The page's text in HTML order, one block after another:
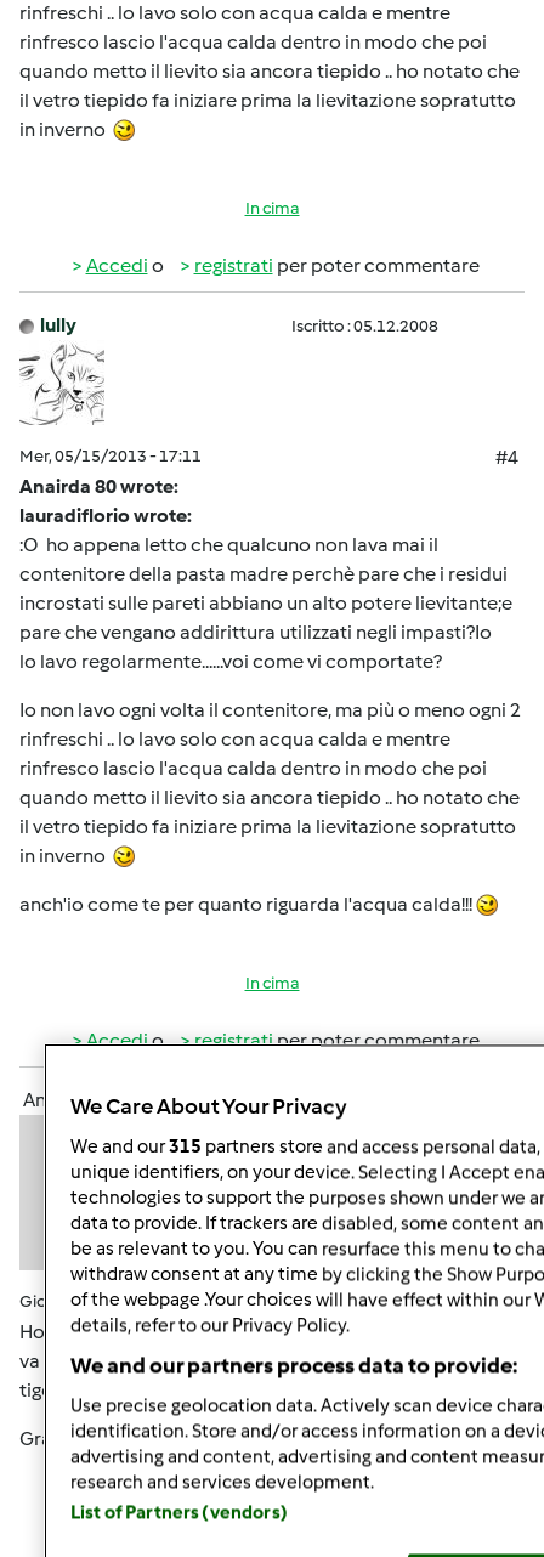
rinfreschi .. lo lavo solo con acqua calda e mentre
rinfresco lascio l'acqua calda dentro in modo che poi
quando metto il lievito sia ancora tiepido .. ho notato che
il vetro tiepido fa iniziare prima la lievitazione sopratutto
in inverno
In cima
Accedi o registrati per poter commentare
lully Iscritto : 05.12.2008
Mer, 05/15/2013 - 17:11
#4
Anairda 80 wrote:
lauradiflorio wrote:
:O ho appena letto che qualcuno non lava mai il
contenitore della pasta madre perchè pare che i residui
incrostati sulle pareti abbiano un alto potere lievitante;e
pare che vengano addirittura utilizzati negli impasti?Io
lo lavo regolarmente......voi come vi comportate?
Io non lavo ogni volta il contenitore, ma più o meno ogni 2
rinfreschi .. lo lavo solo con acqua calda e mentre
rinfresco lascio l'acqua calda dentro in modo che poi
quando metto il lievito sia ancora tiepido .. ho notato che
il vetro tiepido fa iniziare prima la lievitazione sopratutto
in inverno
anch'io come te per quanto riguarda l'acqua calda!!!
In cima
Accedio registratiper poter commentare
Anonimo (non verificato)
Gio, 05/16/2013 - 07:49
#5
Ho seguito il vs consiglio...ho fatto rinfresco rinforzato e
va già meglio, poi con la p.m. avanzata ieri sera ho fatto le
tigelle del riciclo consigliatemi da Simo...buonissime.
Grazie
In cima
We Care About Your Privacy
We and our315 partners store and access personal
unique identifiers, on your device. Selecting I Accept
technologies to support the purposes shown under we
data to provide. If trackers are disabled, some content
be as relevant to you. You can resurface this menu to
withdraw consent at any time by clicking the Show
of the webpage .Your choices will have effect within our
details, refer to our Privacy Policy.
We and our partners process data to provide:
Use precise geolocation data. Actively scan device
identification. Store and/or access information on a
advertising and content, advertising and content
research and services development.
List of Partners (vendors)